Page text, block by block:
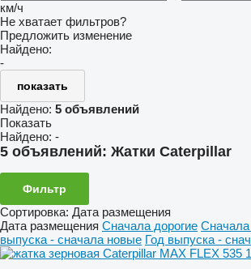
км/ч
Не хватает фильтров?
Предложить изменение
Найдено:
-
показать
Найдено: 5 объявлений
Показать
Найдено: -
5 объявлений: Жатки Caterpillar
Фильтр
Сортировка: Дата размещения
Дата размещения Сначала дорогие
выпуска - сначала новые Год выпуска -